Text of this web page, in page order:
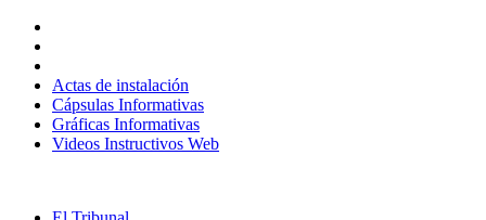
contenido
Actas de instalación
Cápsulas Informativas
Gráficas Informativas
Videos Instructivos Web